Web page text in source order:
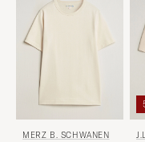
MERZ B. SCHWANEN